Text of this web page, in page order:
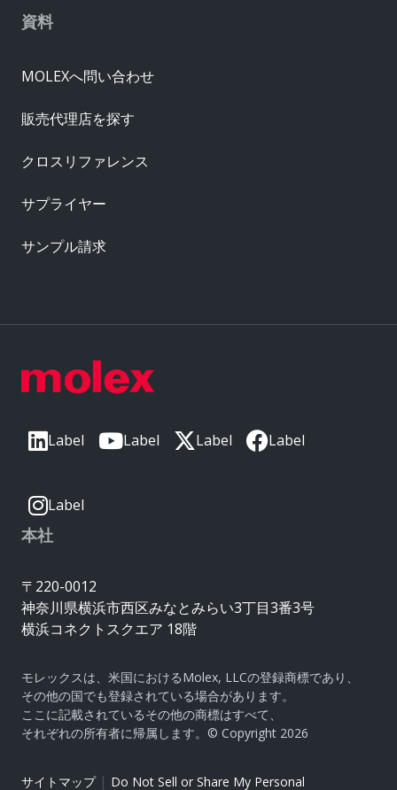
Label Label Label Label
Label
本社
〒220-0012
神奈川県横浜市西区みなとみらい3丁目3番3号
横浜コネクトスクエア 18階
モレックスは、米国におけるMolex, LLCの登録商標であり、
その他の国でも登録されている場合があります。
ここに記載されているその他の商標はすべて、
それぞれの所有者に帰属します。© Copyright 2026
サイトマップ| Do Not Sell or Share My Personal
資料
MOLEXへ問い合わせ
販売代理店を探す
クロスリファレンス
サプライヤー
サンプル請求